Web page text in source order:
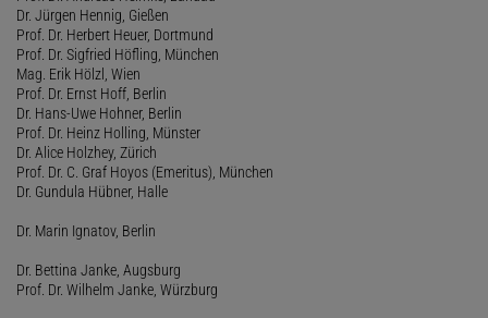
Dr. Jürgen Hennig, Gießen
Prof. Dr. Herbert Heuer, Dortmund
Prof. Dr. Sigfried Höfling, München
Mag. Erik Hölzl, Wien
Prof. Dr. Ernst Hoff, Berlin
Dr. Hans-Uwe Hohner, Berlin
Prof. Dr. Heinz Holling, Münster
Dr. Alice Holzhey, Zürich
Prof. Dr. C. Graf Hoyos (Emeritus), München
Dr. Gundula Hübner, Halle
Dr. Marin Ignatov, Berlin
Dr. Bettina Janke, Augsburg
Prof. Dr. Wilhelm Janke, Würzburg